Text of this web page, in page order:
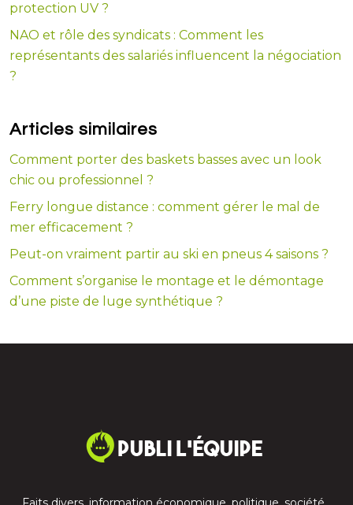
protection UV ?
NAO et rôle des syndicats : Comment les
représentants des salariés influencent la négociation
?
Articles similaires
Comment porter des baskets basses avec un look
chic ou professionnel ?
Ferry longue distance : comment gérer le mal de
mer efficacement ?
Peut-on vraiment partir au ski en pneus 4 saisons ?
Comment s’organise le montage et le démontage
d’une piste de luge synthétique ?